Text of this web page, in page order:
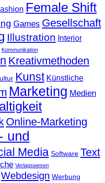
Female Shift
Games Gesellschaft
Illustration Interior
Kommunikation
Kreativmethoden
Kunst Künstliche
Marketing Medien
Online-Marketing
und
Media Software Text
Verlagswesen
Webdesign Werbung